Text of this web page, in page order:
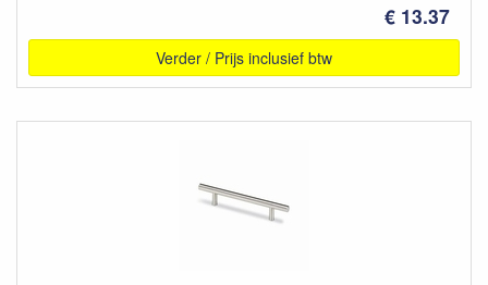
€ 13.37
Verder / Prijs inclusief btw